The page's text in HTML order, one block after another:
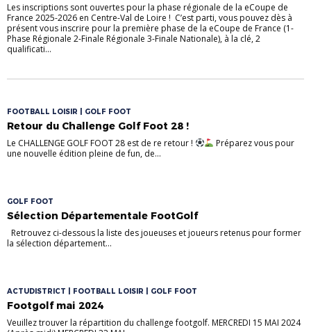
Les inscriptions sont ouvertes pour la phase régionale de la eCoupe de
France 2025-2026 en Centre-Val de Loire ! C’est parti, vous pouvez dès à
présent vous inscrire pour la première phase de la eCoupe de France (1-
Phase Régionale 2-Finale Régionale 3-Finale Nationale), à la clé, 2
qualificati...
FOOTBALL LOISIR | GOLF FOOT
Retour du Challenge Golf Foot 28 !
Le CHALLENGE GOLF FOOT 28 est de re retour !
Préparez vous pour
une nouvelle édition pleine de fun, de...
GOLF FOOT
Sélection Départementale FootGolf
Retrouvez ci-dessous la liste des joueuses et joueurs retenus pour former
la sélection département...
ACTUDISTRICT | FOOTBALL LOISIR | GOLF FOOT
Footgolf mai 2024
Veuillez trouver la répartition du challenge footgolf. MERCREDI 15 MAI 2024